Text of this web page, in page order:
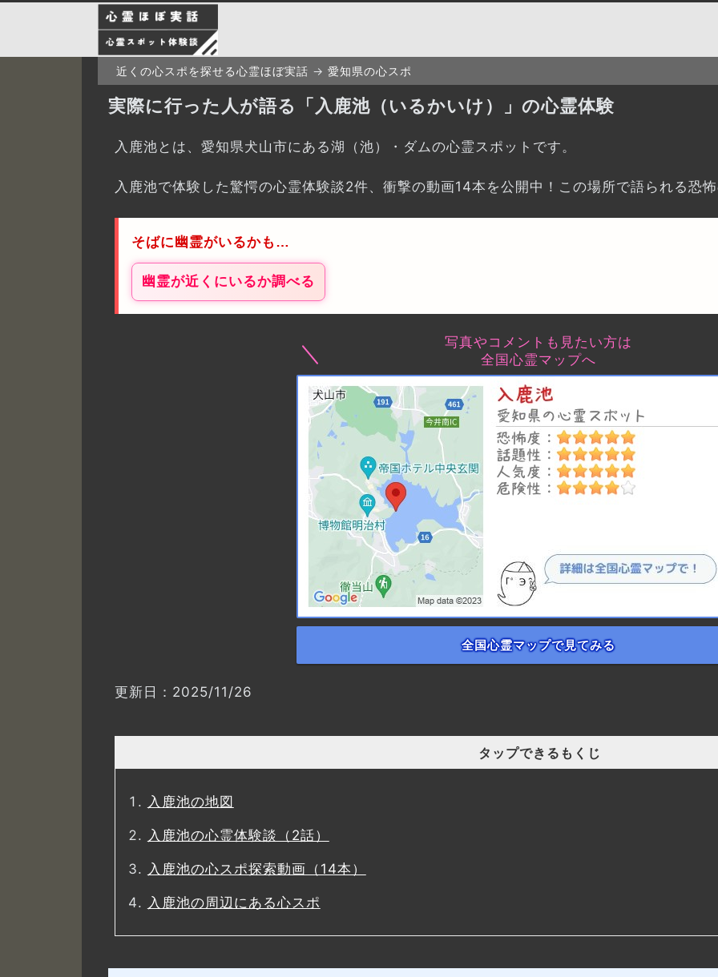
近くの心スポを探せる心霊ほぼ実話 愛知県の心スポ
実際に行った人が語る「入鹿池（いるかいけ）」の心霊体験
入鹿池とは、愛知県犬山市にある湖（池）・ダムの心霊スポットです。
入鹿池で体験した驚愕の心霊体験談2件、衝撃の動画14本を公開中！この場所で語られる恐
そばに幽霊がいるかも…
幽霊が近くにいるか調べる
写真やコメントも見たい方は
全国心霊マップへ
全国心霊マップで見てみる
更新日：2025/11/26
タップできるもくじ
入鹿池の地図
入鹿池の心霊体験談（2話）
入鹿池の心スポ探索動画（14本）
入鹿池の周辺にある心スポ